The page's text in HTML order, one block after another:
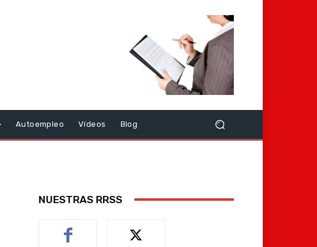
Autoempleo Vídeos Blog
NUESTRAS RRSS